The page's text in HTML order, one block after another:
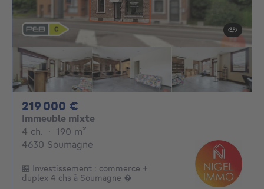
219 000 €
Immeuble mixte
4 ch. 4 chambres
· 190 m²
4630 Soumagne
🏪 Investissement : commerce +
duplex 4 chs à Soumagne �